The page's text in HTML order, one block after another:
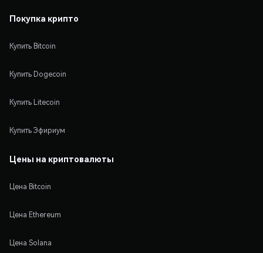
Покупка крипто
Купить Bitcoin
Купить Dogecoin
Купить Litecoin
Купить Эфириум
Цены на криптовалюты
Цена Bitcoin
Цена Ethereum
Цена Solana